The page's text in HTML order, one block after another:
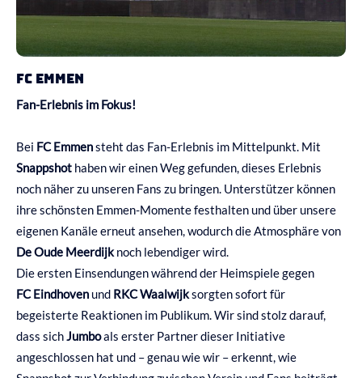
FC Emmen
Fan-Erlebnis im Fokus!
Bei FC Emmensteht das Fan-Erlebnis im Mittelpunkt. Mit
Snappshot haben wir einen Weg gefunden, dieses Erlebnis
noch näher zu unseren Fans zu bringen. Unterstützer können
ihre schönsten Emmen-Momente festhalten und über unsere
eigenen Kanäle erneut ansehen, wodurch die Atmosphäre von
De Oude Meerdijknoch lebendiger wird.
Die ersten Einsendungen während der Heimspiele gegen
FC Eindhoven und RKC Waalwijksorgten sofort für
begeisterte Reaktionen im Publikum. Wir sind stolz darauf,
dass sichJumboals erster Partner dieser Initiative
angeschlossen hat und – genau wie wir – erkennt, wie